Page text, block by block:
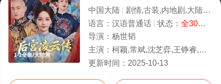
1-1全集/大结局
中国大陆 剧情,古装,内地剧,大陆剧
语言： 汉语普通话 状态： 全30集
导演： 杨世韬
主演： 柯颖,常斌,沈芝弈,王铮睿,辜芷芸,冷恋柔,郝泽嘉
更新时间： 2025-10-13